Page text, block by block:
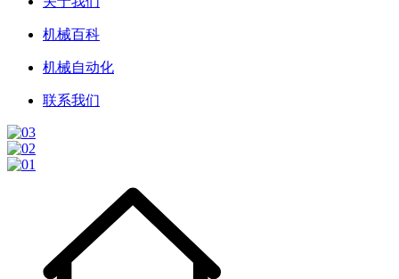
机械百科
机械自动化
联系我们